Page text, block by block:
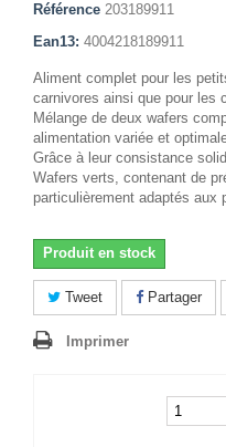
Référence 203189911
Ean13: 4004218189911
Aliment complet pour les
carnivores ainsi que pour les
Mélange de deux wafers
alimentation variée et
Grâce à leur consistance
Wafers verts, contenant de
particulièrement adaptés aux
Produit en stock
Tweet Partager
Imprimer